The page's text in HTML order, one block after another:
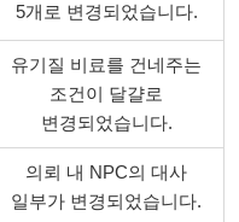
5개로 변경되었습니다.
유기질 비료를 건네주는
조건이 달걀로
변경되었습니다.
의뢰 내 NPC의 대사
일부가 변경되었습니다.